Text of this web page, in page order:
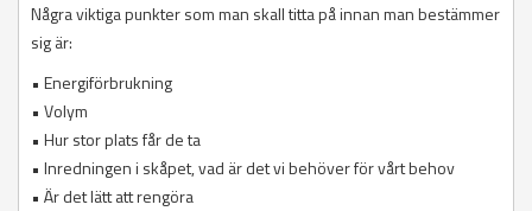
Några viktiga punkter som man skall titta på innan man bestämmer
sig är:
• Energiförbrukning
• Volym
• Hur stor plats får de ta
• Inredningen i skåpet, vad är det vi behöver för vårt behov
• Är det lätt att rengöra